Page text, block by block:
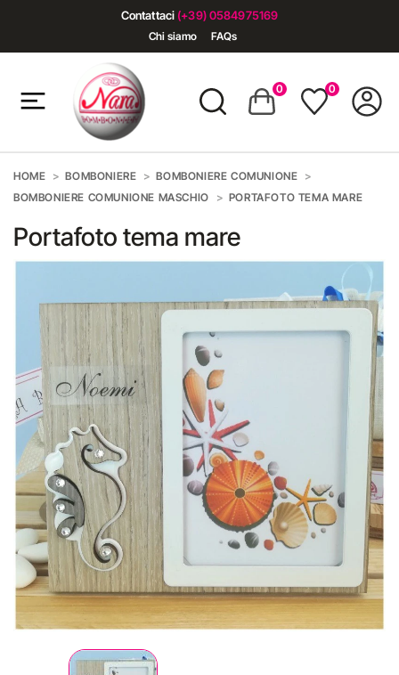
Contattaci (+39) 0584975169
Chi siamo FAQs
0 0
HOME BOMBONIERE
BOMBONIERE COMUNIONE
BOMBONIERE COMUNIONE MASCHIO
PORTAFOTO TEMA MARE
Portafoto tema mare